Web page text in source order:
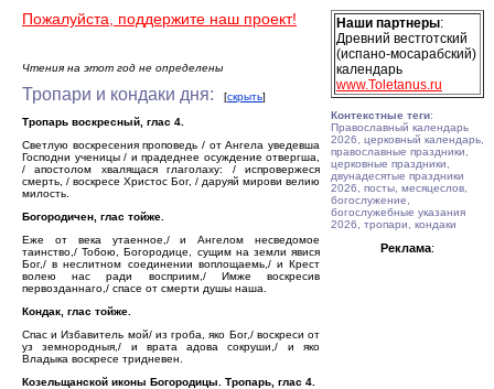
Пожалуйста, поддержите наш проект!
Чтения на этот год не определены
Тропари и кондаки дня: [скрыть]
Тропарь воскресный, глас 4.
Светлую воскресения проповедь / от Ангела уведевша
Господни ученицы / и прадеднее осуждение отвергша,
/ апостолом хвалящася глаголаху: / испровержеся
смерть, / воскресе Христос Бог, / даруяй мирови велию
милость.
Богородичен, глас тойже.
Еже от века утаенное,/ и Ангелом несведомое
таинство,/ Тобою, Богородице, сущим на земли явися
Бог,/ в неслитном соединении воплощаемь,/ и Крест
волею нас ради восприим,/ Имже воскресив
первозданнаго,/ спасе от смерти душы наша.
Кондак, глас тойже.
Спас и Избавитель мой/ из гроба, яко Бог,/ воскреси от
уз земнородныя,/ и врата адова сокруши,/ и яко
Владыка воскресе тридневен.
Козельщанской иконы Богородицы. Тропарь, глас 4.
Наши партнеры:
Древний вестготский
(испано-мосарабский)
календарь
www.Toletanus.ru
Контекстные теги:
Православный календарь
2026, церковный календарь,
православные праздники,
церковные праздники,
двунадесятые праздники
2026, посты, месяцеслов,
богослужение,
богослужебные указания
2026, тропари, кондаки
Реклама: